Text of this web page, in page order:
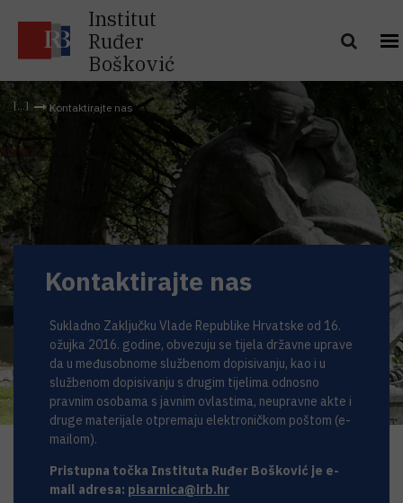
Institut
Ruđer
Bošković
Kontaktirajte nas
Kontaktirajte nas
Institut Ruđer Bošković
Bijenička cesta 54, 10000 Zagreb
info@irb.hr
Fax +385 1 4680 084
Sukladno Zaključku Vlade Republike Hrvatske od 16.
ožujka 2016. godine, obvezuju se tijela državne uprave
da u međusobnome službenom dopisivanju, kao i u
službenom dopisivanju s drugim tijelima odnosno
pravnim osobama s javnim ovlastima, neupravne akte i
druge materijale otpremaju elektroničkom poštom (e-
mailom).
Pristupna točka Instituta Ruđer Bošković je e-
mail adresa: pisarnica@irb.hr